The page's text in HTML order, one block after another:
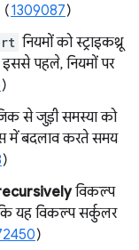
(1309087)
नियमों को स्ट्राइकथ्रू
इससे पहले, नियमों पर
)
से जुड़ी समस्या को
में बदलाव करते समय
)
विकल्प
यह विकल्प सर्कुलर
)